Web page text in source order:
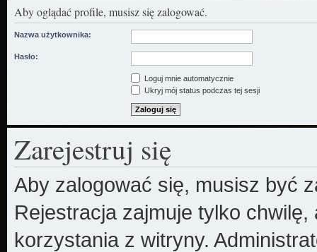
Aby oglądać profile, musisz się zalogować.
Nazwa użytkownika:
Hasło:
Loguj mnie automatycznie
Ukryj mój status podczas tej sesji
Zarejestruj się
Aby zalogować się, musisz być
Rejestracja zajmuje tylko
korzystania z witryny.